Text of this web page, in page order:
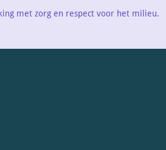
met zorg en respect voor het milieu.